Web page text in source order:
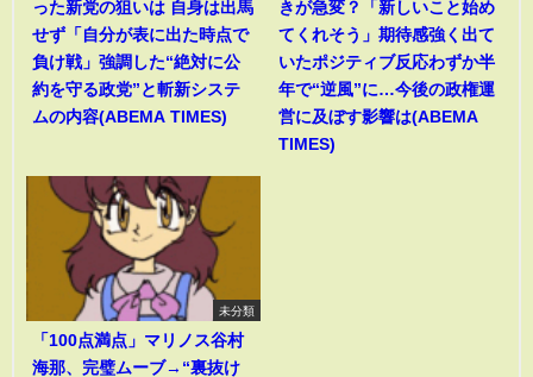
った新党の狙いは 自身は出馬
せず「自分が表に出た時点で
負け戦」強調した“絶対に公
約を守る政党”と斬新システ
ムの内容(ABEMA TIMES)
きが急変？「新しいこと始め
てくれそう」期待感強く出て
いたポジティブ反応わずか半
年で“逆風”に…今後の政権運
営に及ぼす影響は(ABEMA
TIMES)
未分類
「100点満点」マリノス谷村
海那、完璧ムーブ→“裏抜け